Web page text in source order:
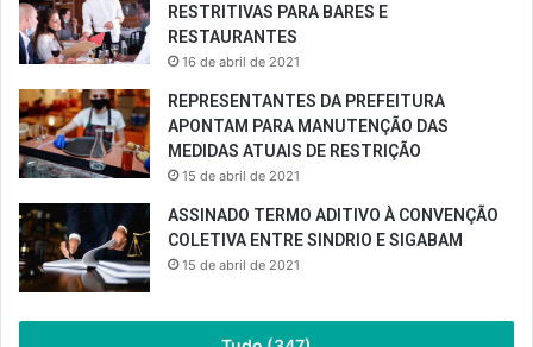
RESTRITIVAS PARA BARES E
RESTAURANTES
16 de abril de 2021
REPRESENTANTES DA PREFEITURA
APONTAM PARA MANUTENÇÃO DAS
MEDIDAS ATUAIS DE RESTRIÇÃO
15 de abril de 2021
ASSINADO TERMO ADITIVO À CONVENÇÃO
COLETIVA ENTRE SINDRIO E SIGABAM
15 de abril de 2021